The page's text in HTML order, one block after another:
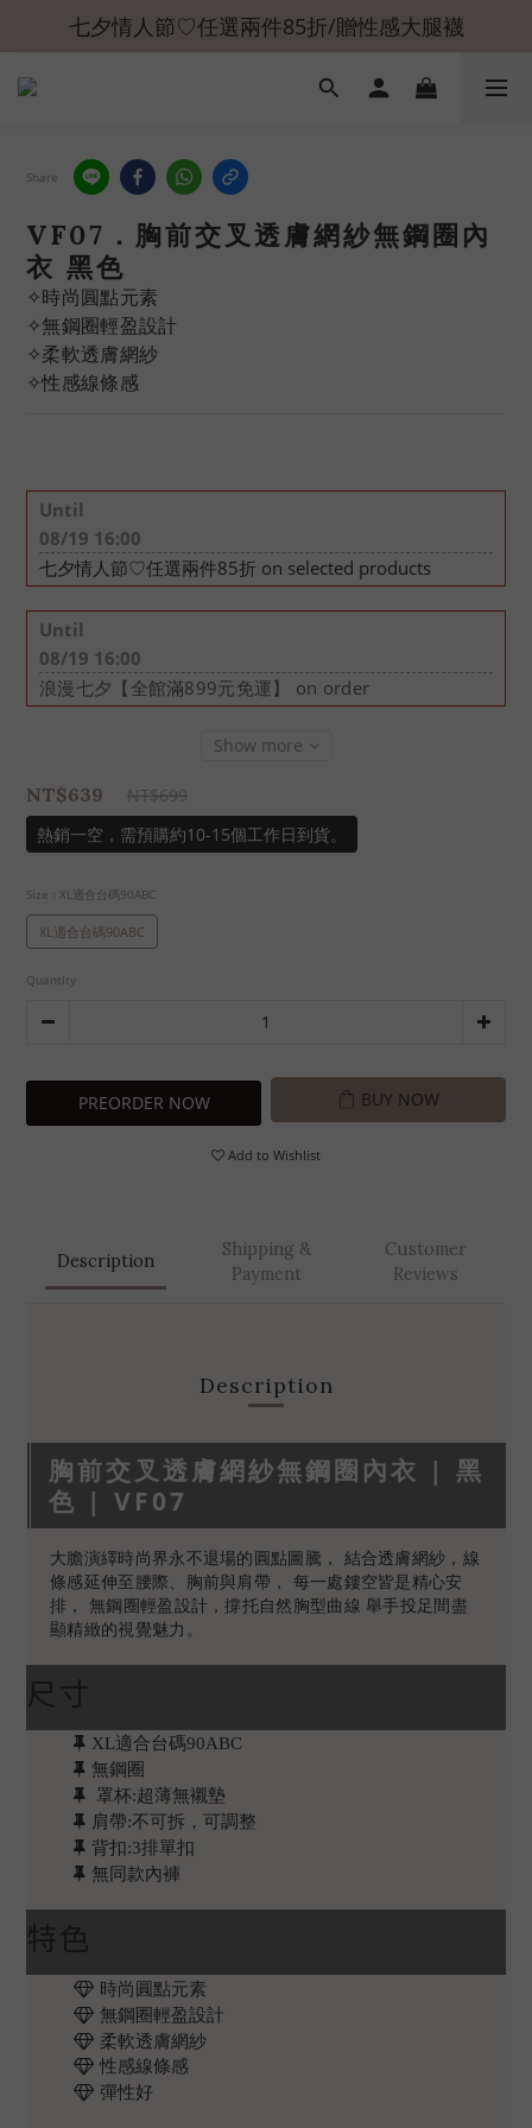
七夕情人節♡任選兩件85折/贈性感大腿襪
Share
VF07．胸前交叉透膚網紗無鋼圈內
衣 黑色
✧時尚圓點元素
✧無鋼圈輕盈設計
✧柔軟透膚網紗
✧性感線條感
Until
08/19 16:00
七夕情人節♡任選兩件85折 on selected products
Until
08/19 16:00
浪漫七夕【全館滿899元免運】 on order
Show more
NT$639
NT$699
熱銷一空，需預購約10-15個工作日到貨。
Size : XL適合台碼90ABC
XL適合台碼90ABC
Quantity
PREORDER NOW BUY NOW
Add to Wishlist
Description
Shipping &
Payment
Customer
Reviews
Description
胸前交叉透膚網紗無鋼圈內衣 | 黑
色 | VF07
大膽演繹時尚界永不退場的圓點圖騰， 結合透膚網紗，線
條感延伸至腰際、胸前與肩帶， 每一處鏤空皆是精心安
排， 無鋼圈輕盈設計，撐托自然胸型曲線 舉手投足間盡
顯精緻的視覺魅力。
尺寸
XL適合台碼90ABC
無鋼圈
罩杯:超薄無襯墊
肩帶:不可拆，可調整
背扣:3排單扣
無同款內褲
特色
時尚圓點元素
無鋼圈輕盈設計
柔軟透膚網紗
性感線條感
彈性好